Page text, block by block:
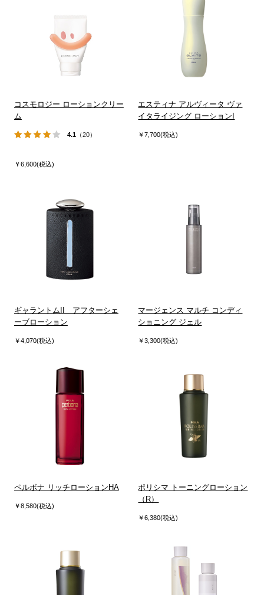
コスモロジー ローションクリー
ム
4.1（20）
￥6,600(税込)
エスティナ アルヴィータ ヴァ
イタライジング ローションI
￥7,700(税込)
ギャラントムII アフターシェ
ーブローション
￥4,070(税込)
マージェンス マルチ コンディ
ショニング ジェル
￥3,300(税込)
ペルボナ リッチローションHA
￥8,580(税込)
ポリシマ トーニングローション
（R）
￥6,380(税込)